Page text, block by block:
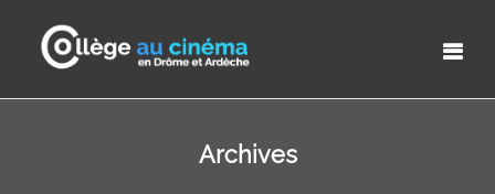
Archives